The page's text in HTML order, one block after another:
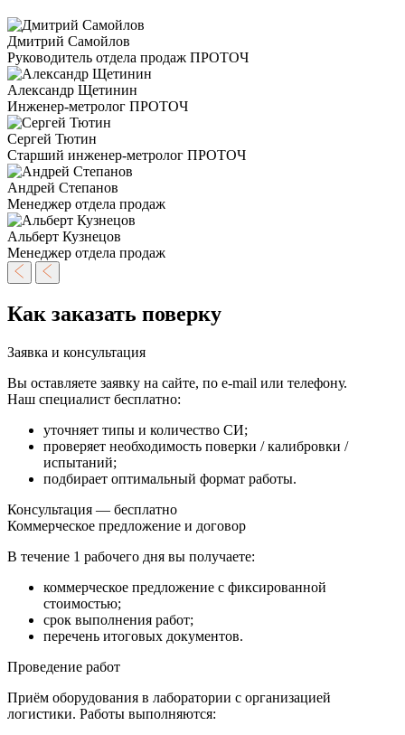
Дмитрий Самойлов
Руководитель отдела продаж ПРОТОЧ
Александр Щетинин
Инженер-метролог ПРОТОЧ
Сергей Тютин
Старший инженер-метролог ПРОТОЧ
Андрей Степанов
Менеджер отдела продаж
Альберт Кузнецов
Менеджер отдела продаж
Как заказать поверку
Заявка и консультация
Вы оставляете заявку на сайте, по e-mail или телефону.
Наш специалист бесплатно:
уточняет типы и количество СИ;
проверяет необходимость поверки / калибровки /
испытаний;
подбирает оптимальный формат работы.
Консультация — бесплатно
Коммерческое предложение и договор
В течение 1 рабочего дня вы получаете:
коммерческое предложение с фиксированной
стоимостью;
срок выполнения работ;
перечень итоговых документов.
Проведение работ
Приём оборудования в лаборатории с организацией
логистики. Работы выполняются: